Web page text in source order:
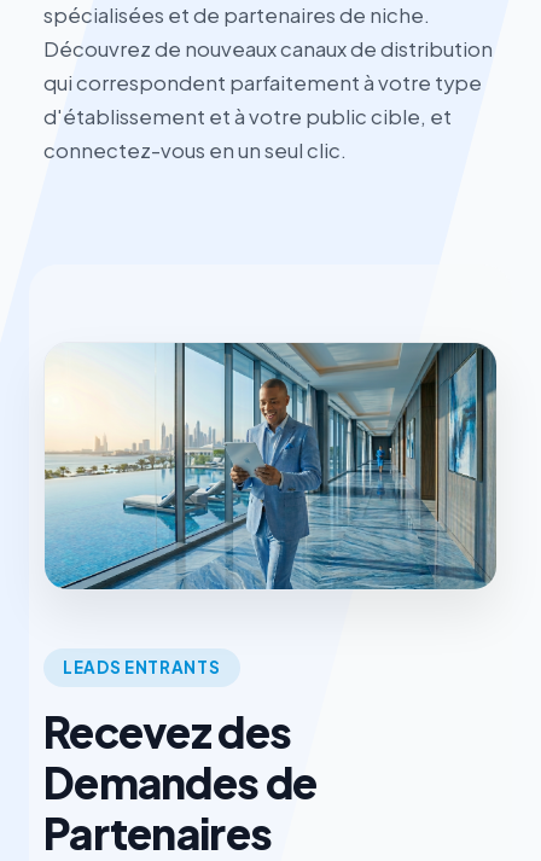
spécialisées et de partenaires de niche.
Découvrez de nouveaux canaux de distribution
qui correspondent parfaitement à votre type
d'établissement et à votre public cible, et
connectez-vous en un seul clic.
LEADS ENTRANTS
Recevez des
Demandes de
Partenaires